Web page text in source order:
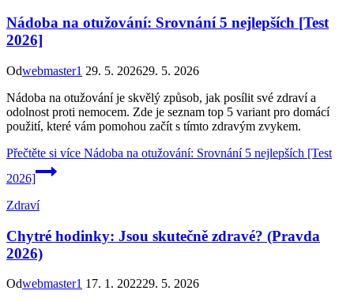
Nádoba na otužování: Srovnání 5 nejlepších [Test
2026]
Odwebmaster1 29. 5. 202629. 5. 2026
Nádoba na otužování je skvělý způsob, jak posílit své zdraví a
odolnost proti nemocem. Zde je seznam top 5 variant pro domácí
použití, které vám pomohou začít s tímto zdravým zvykem.
Přečtěte si více Nádoba na otužování: Srovnání 5 nejlepších [Test
2026]
Zdraví
Chytré hodinky: Jsou skutečně zdravé? (Pravda
2026)
Odwebmaster1 17. 1. 202229. 5. 2026